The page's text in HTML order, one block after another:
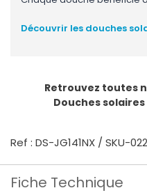
Découvrir les douches
Retrouvez toutes
Douches solaires
Ref : DS-JG141NX / SKU-
Fiche Technique